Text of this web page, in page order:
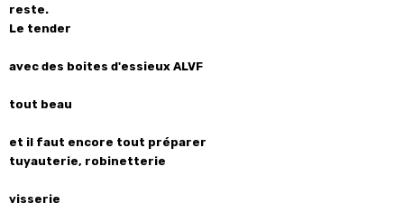
reste.
Le tender
avec des boites d'essieux ALVF
tout beau
et il faut encore tout préparer
tuyauterie, robinetterie
visserie